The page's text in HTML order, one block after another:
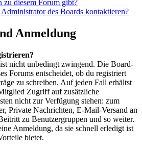
zu diesem Forum gibt?
des Boards kontaktieren?
Anmeldung
nicht unbedingt zwingend. Die Board-
Forums entscheidet, ob du registriert
zu schreiben. Auf jeden Fall erhältst
Zugriff auf zusätzliche
nicht zur Verfügung stehen: zum
Private Nachrichten, E-Mail-Versand an
zu Benutzergruppen und so weiter.
Anmeldung, da sie schnell erledigt ist
bietet.